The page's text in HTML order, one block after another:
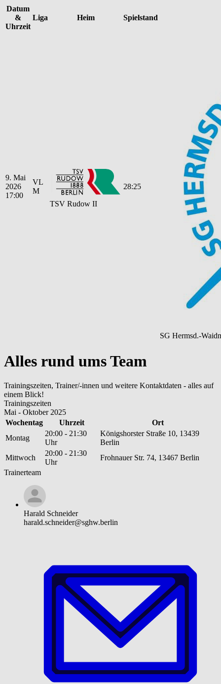
Datum
&
Uhrzeit
Liga Heim Spielstand
9. Mai
2026
17:00
VL
M
TSV Rudow II
28:25
SG Hermsd.-
Alles rund ums Team
Trainingszeiten, Trainer/-innen und weitere Kontaktdaten - alles auf
einem Blick!
Trainingszeiten
Mai - Oktober 2025
Wochentag
Uhrzeit
Ort
Montag
20:00 - 21:30
Uhr
Königshorster Straße 10, 13439
Berlin
Mittwoch
20:00 - 21:30
Uhr
Frohnauer Str. 74, 13467 Berlin
Trainerteam
Harald Schneider
harald.schneider@sghw.berlin